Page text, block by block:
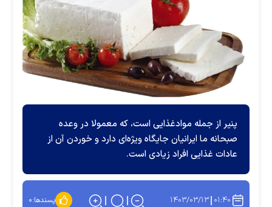
پنیر از جمله موادغذایی است، که معمولا در وعده
صبحانه ما ایرانیان جایگاه ویژه‌ای دارد و خوردن آن از
عادات غذایی افراد زیادی است.
۰۱:۴۰ ۱۴۰۳/۰۳/۱۳ پسندها:۰